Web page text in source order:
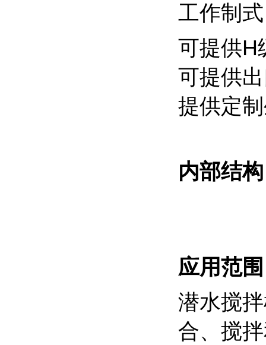
工作制
可提供H
可提供
提供定
内部结构
应用范
潜水搅
合、搅